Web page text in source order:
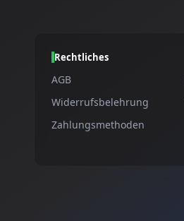
Rechtliches
AGB
Widerrufsbelehrung
Zahlungsmethoden